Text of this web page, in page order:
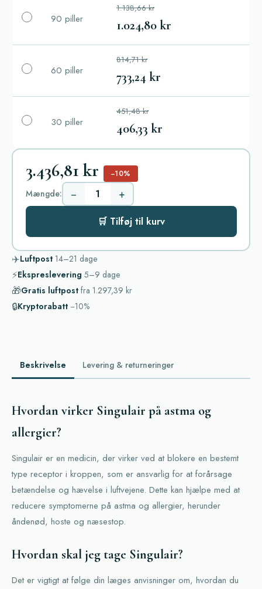
90 piller
1.138,66 kr
1.024,80 kr
60 piller
814,71 kr
733,24 kr
30 piller
451,48 kr
406,33 kr
3.436,81 kr −10%
Mængde: − +
🛒 Tilføj til kurv
✈️Luftpost 14–21 dage
⚡Ekspreslevering 5–9 dage
🎁Gratis luftpost fra 1.297,39 kr
🔒Kryptorabatt −10%
Beskrivelse Levering & returneringer
Hvordan virker Singulair på astma og
allergier?
Singulair er en medicin, der virker ved at blokere en bestemt
type receptor i kroppen, som er ansvarlig for at forårsage
betændelse og hævelse i luftvejene. Dette kan hjælpe med at
reducere symptomerne på astma og allergier, herunder
åndenød, hoste og næsestop.
Hvordan skal jeg tage Singulair?
Det er vigtigt at følge din læges anvisninger om, hvordan du